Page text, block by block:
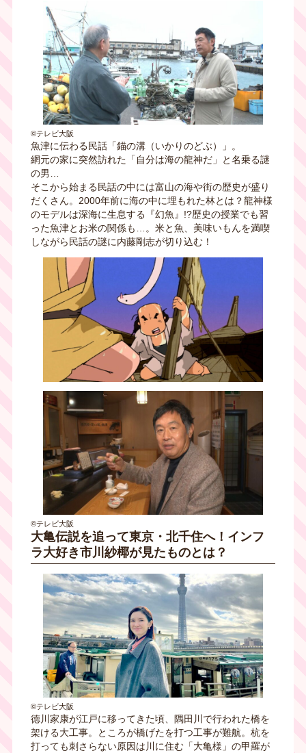
©テレビ大阪
魚津に伝わる民話「錨の溝（いかりのどぶ）」。
網元の家に突然訪れた「自分は海の龍神だ」と名乗る謎
の男…
そこから始まる民話の中には富山の海や街の歴史が盛り
だくさん。2000年前に海の中に埋もれた林とは？龍神様
のモデルは深海に生息する『幻魚』!?歴史の授業でも習
った魚津とお米の関係も…。米と魚、美味いもんを満喫
しながら民話の謎に内藤剛志が切り込む！
©テレビ大阪
大亀伝説を追って東京・北千住へ！インフ
ラ大好き市川紗椰が見たものとは？
©テレビ大阪
徳川家康が江戸に移ってきた頃、隅田川で行われた橋を
架ける大工事。ところが橋げたを打つ工事が難航。杭を
打っても刺さらない原因は川に住む「大亀様」の甲羅が